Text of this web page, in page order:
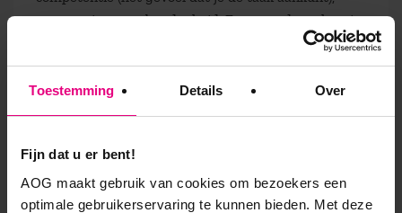
Toestemming Details Over
Fijn dat u er bent!
AOG maakt gebruik van cookies om bezoekers een
optimale gebruikerservaring te kunnen bieden. Met deze
autonomie en verbondenheid. Focus op deze theorie
kan het welbevinden van mensen vergroten.
Meer weten over de opleiding
Download de brochure